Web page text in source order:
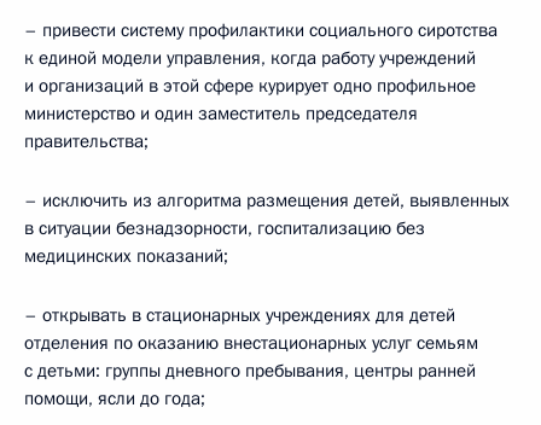
– привести систему профилактики социального сиротства
к единой модели управления, когда работу учреждений
и организаций в этой сфере курирует одно профильное
министерство и один заместитель председателя
правительства;
– исключить из алгоритма размещения детей, выявленных
в ситуации безнадзорности, госпитализацию без
медицинских показаний;
– открывать в стационарных учреждениях для детей
отделения по оказанию внестационарных услуг семьям
с детьми: группы дневного пребывания, центры ранней
помощи, ясли до года;